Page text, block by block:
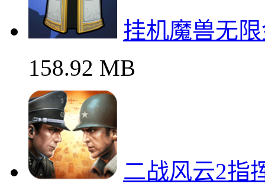
挂机魔兽无
158.92 MB
二战风云2指